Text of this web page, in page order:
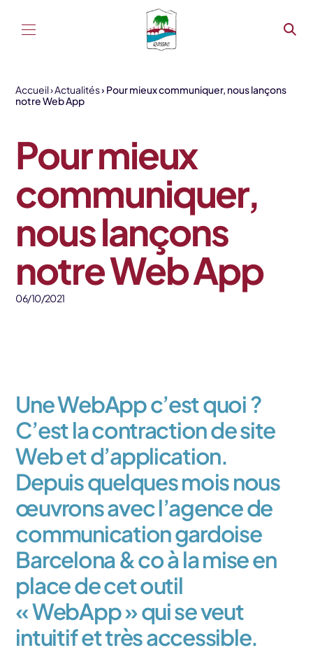
Accueil Actualités Pour mieux communiquer, nous lançons
notre Web App
Pour mieux
communiquer,
nous lançons
notre Web App
06/10/2021
Une WebApp c’est quoi ?
C’est la contraction de site
Web et d’application.
Depuis quelques mois nous
œuvrons avec l’agence de
communication gardoise
Barcelona & co à la mise en
place de cet outil
« WebApp » qui se veut
intuitif et très accessible.